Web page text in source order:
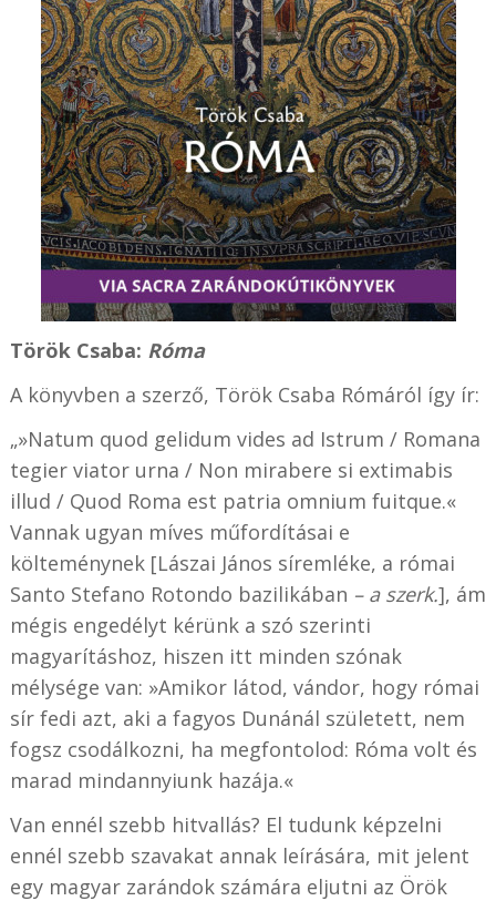
Török Csaba: Róma
A könyvben a szerző, Török Csaba Rómáról így ír:
„»Natum quod gelidum vides ad Istrum / Romana
tegier viator urna / Non mirabere si extimabis
illud / Quod Roma est patria omnium fuitque.«
Vannak ugyan míves műfordításai e
költeménynek [Lászai János síremléke, a római
Santo Stefano Rotondo bazilikában – a szerk.], ám
mégis engedélyt kérünk a szó szerinti
magyarításhoz, hiszen itt minden szónak
mélysége van: »Amikor látod, vándor, hogy római
sír fedi azt, aki a fagyos Dunánál született, nem
fogsz csodálkozni, ha megfontolod: Róma volt és
marad mindannyiunk hazája.«
Van ennél szebb hitvallás? El tudunk képzelni
ennél szebb szavakat annak leírására, mit jelent
egy magyar zarándok számára eljutni az Örök